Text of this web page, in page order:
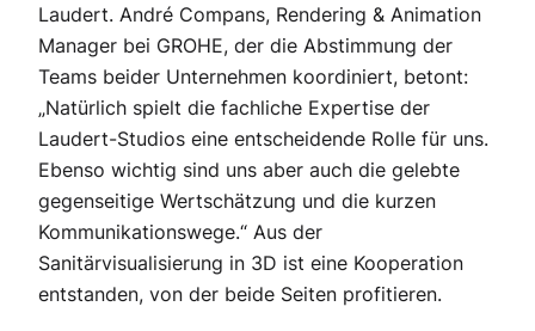
Laudert. André Compans, Rendering & Animation
Manager bei GROHE, der die Abstimmung der
Teams beider Unternehmen koordiniert, betont:
„Natürlich spielt die fachliche Expertise der
Laudert-Studios eine entscheidende Rolle für uns.
Ebenso wichtig sind uns aber auch die gelebte
gegenseitige Wertschätzung und die kurzen
Kommunikationswege.“ Aus der
Sanitärvisualisierung in 3D ist eine Kooperation
entstanden, von der beide Seiten profitieren.